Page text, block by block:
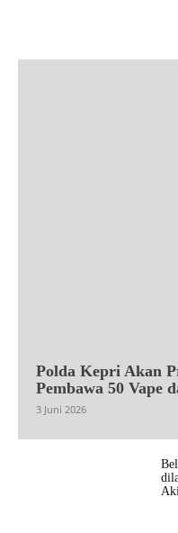
Polda Kepri Akan
Pembawa 50 Vape
3 Juni 2026